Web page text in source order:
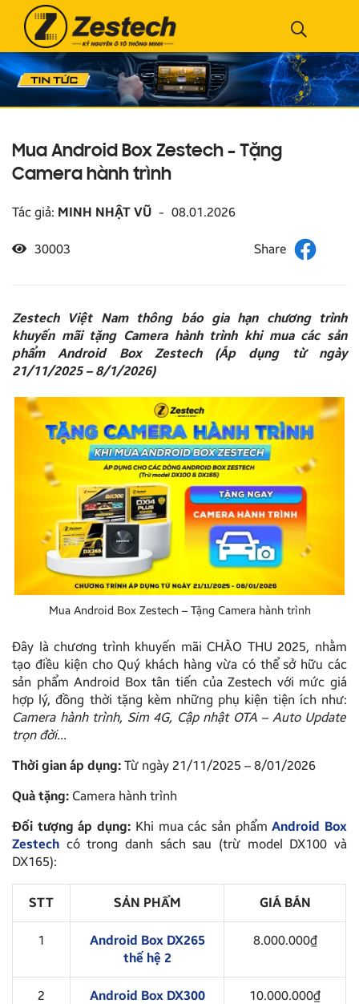
Mua Android Box Zestech – Tặng
Camera hành trình
Tác giả: MINH NHẬT VŨ - 08.01.2026
30003
Zestech Việt Nam thông báo gia hạn chương trình
khuyến mãi tặng Camera hành trình khi mua các sản
phẩm Android Box Zestech (Áp dụng từ ngày
21/11/2025 – 8/1/2026)
Mua Android Box Zestech – Tặng Camera hành trình
Đây là chương trình khuyến mãi CHÀO THU 2025, nhằm
tạo điều kiện cho Quý khách hàng vừa có thể sở hữu các
sản phẩm Android Box tân tiến của Zestech với mức giá
hợp lý, đồng thời tặng kèm những phụ kiện tiện ích như:
Camera hành trình, Sim 4G, Cập nhật OTA – Auto Update
trọn đời…
Thời gian áp dụng: Từ ngày 21/11/2025 – 8/01/2026
Quà tặng: Camera hành trình
Đối tượng áp dụng: Khi mua các sản phẩmAndroid Box
Zestech có trong danh sách sau (trừ model DX100 và
DX165):
STT SẢN PHẨM GIÁ BÁN
1
Android Box DX265
thế hệ 2
8.000.000₫
2
Android Box DX300
10.000.000₫